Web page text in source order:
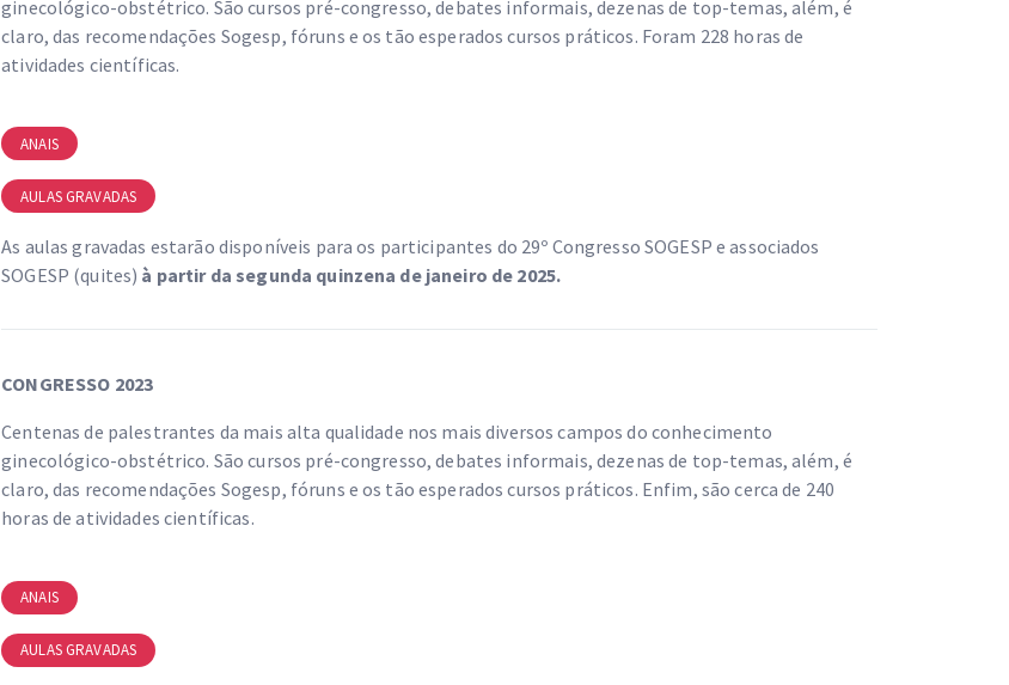
ginecológico-obstétrico. São cursos pré-congresso, debates informais, dezenas de top-temas, além, é
claro, das recomendações Sogesp, fóruns e os tão esperados cursos práticos. Foram 228 horas de
atividades científicas.
ANAIS
AULAS GRAVADAS
As aulas gravadas estarão disponíveis para os participantes do 29º Congresso SOGESP e associados
SOGESP (quites) à partir da segunda quinzena de janeiro de 2025.
CONGRESSO 2023
Centenas de palestrantes da mais alta qualidade nos mais diversos campos do conhecimento
ginecológico-obstétrico. São cursos pré-congresso, debates informais, dezenas de top-temas, além, é
claro, das recomendações Sogesp, fóruns e os tão esperados cursos práticos. Enfim, são cerca de 240
horas de atividades científicas.
ANAIS
AULAS GRAVADAS